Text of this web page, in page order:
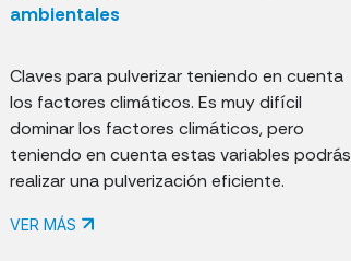
ambientales
Claves para pulverizar teniendo en cuenta
los factores climáticos. Es muy difícil
dominar los factores climáticos, pero
teniendo en cuenta estas variables podrás
realizar una pulverización eficiente.
VER MÁS